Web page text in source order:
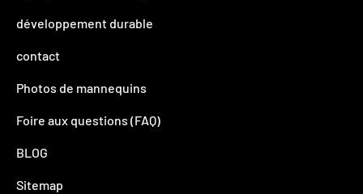
développement durable
contact
Photos de mannequins
Foire aux questions (FAQ)
BLOG
Sitemap